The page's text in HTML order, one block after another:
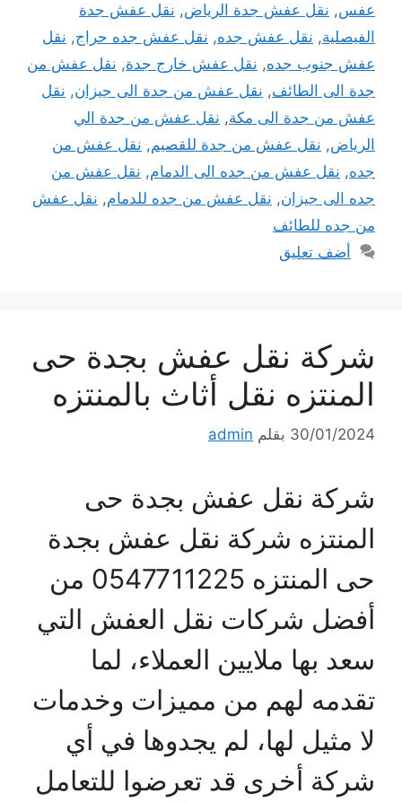
عفس, نقل عفش جدة الرياض, نقل عفش جدة
الفيصلية, نقل عفش جده, نقل عفش جده حراج, نقل
عفش جنوب جده, نقل عفش خارج جدة, نقل عفش من
جدة الى الطائف, نقل عفش من جدة الى جيزان, نقل
عفش من جدة الى مكة, نقل عفش من جدة الي
الرياض, نقل عفش من جدة للقصيم, نقل عفش من
جده, نقل عفش من جده الى الدمام, نقل عفش من
جده الى جيزان, نقل عفش من جده للدمام, نقل عفش
من جده للطائف
أضف تعليق
شركة نقل عفش بجدة حى
المنتزه نقل أثاث بالمنتزه
30/01/2024 بقلم admin
شركة نقل عفش بجدة حى
المنتزه شركة نقل عفش بجدة
حى المنتزه 0547711225 من
أفضل شركات نقل العفش التي
سعد بها ملايين العملاء، لما
تقدمه لهم من مميزات وخدمات
لا مثيل لها، لم يجدوها في أي
شركة أخرى قد تعرضوا للتعامل